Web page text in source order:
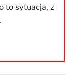
to sytuacja, z